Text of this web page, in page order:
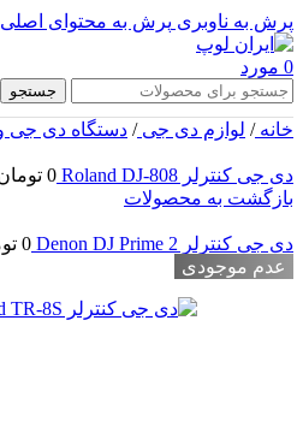
پرش به ناوبری پرش به محتوای اصلی
0 مورد
جستجو
خانه/ لوازم دی جی/ دستگاه دی جی
دی جی کنترلر Roland DJ-808 0
بازگشت به محصولات
دی جی کنترلر Denon DJ Prime 2 0
عدم موجودی